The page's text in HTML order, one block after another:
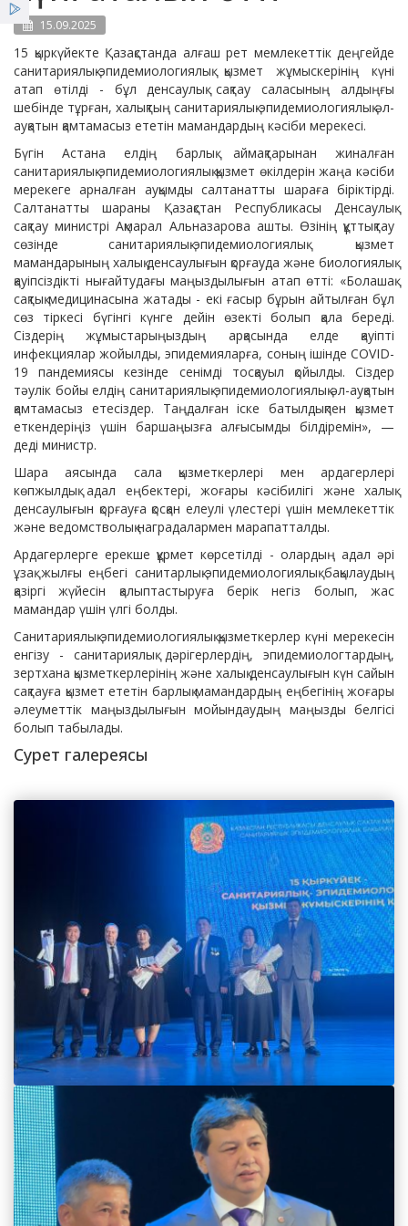
Қызметтер
Жеңілдіктер
Жаңалықтар
15.09.2025
15 қыркүйекте Қазақстанда алғаш рет мемлекеттік деңгейде
санитариялық-эпидемиологиялық қызмет жұмыскерінің күні
атап өтілді - бұл денсаулық сақтау саласының алдыңғы
шебінде тұрған, халықтың санитариялық-эпидемиологиялық әл-
ауқатын қамтамасыз ететін мамандардың кәсіби мерекесі.
Бүгін Астана елдің барлық аймақтарынан жиналған
санитариялық-эпидемиологиялық қызмет өкілдерін жаңа кәсіби
мерекеге арналған ауқымды салтанатты шараға біріктірді.
Салтанатты шараны Қазақстан Республикасы Денсаулық
сақтау министрі Ақмарал Альназарова ашты. Өзінің құттықтау
сөзінде санитариялық-эпидемиологиялық қызмет
мамандарының халық денсаулығын қорғауда және биологиялық
қауіпсіздікті нығайтудағы маңыздылығын атап өтті: «Болашақ
сақтық медицинасына жатады - екі ғасыр бұрын айтылған бұл
сөз тіркесі бүгінгі күнге дейін өзекті болып қала береді.
Сіздерің жұмыстарыңыздың арқасында елде қауіпті
инфекциялар жойылды, эпидемияларға, соның ішінде COVID-
19 пандемиясы кезінде сенімді тосқауыл қойылды. Сіздер
тәулік бойы елдің санитариялық-эпидемиологиялық әл-ауқатын
қамтамасыз етесіздер. Таңдалған іске батылдықпен қызмет
еткендеріңіз үшін баршаңызға алғысымды білдіремін», —
деді министр.
Шара аясында сала қызметкерлері мен ардагерлері
көпжылдық адал еңбектері, жоғары кәсібилігі және халық
денсаулығын қорғауға қосқан елеулі үлестері үшін мемлекеттік
және ведомстволық наградалармен марапатталды.
Ардагерлерге ерекше құрмет көрсетілді - олардың адал әрі
ұзақ жылғы еңбегі санитарлық-эпидемиологиялық бақылаудың
қазіргі жүйесін қалыптастыруға берік негіз болып, жас
мамандар үшін үлгі болды.
Санитариялық-эпидемиологиялық қызметкерлер күні мерекесін
енгізу - санитариялық дәрігерлердің, эпидемиологтардың,
зертхана қызметкерлерінің және халық денсаулығын күн сайын
сақтауға қызмет ететін барлық мамандардың еңбегінің жоғары
әлеуметтік маңыздылығын мойындаудың маңызды белгісі
болып табылады.
Сурет галереясы